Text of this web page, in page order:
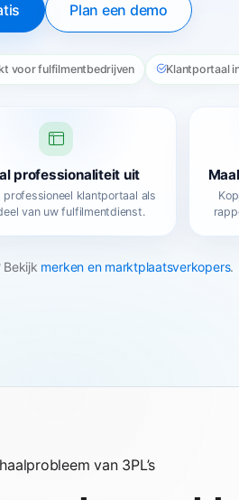
Plan een demo
voor fulfilmentbedrijven Klantportaal
professionaliteit uit
professioneel klantportaal als
van uw fulfilmentdienst.
Bekijk merken en marktplaatsverkopers.
van 3PL’s